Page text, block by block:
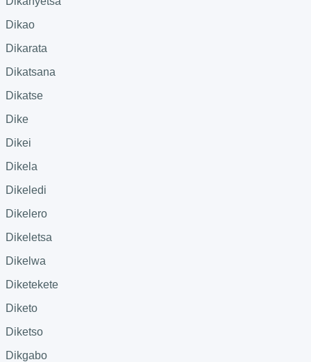
Dikao
Dikarata
Dikatsana
Dikatse
Dike
Dikei
Dikela
Dikeledi
Dikelero
Dikeletsa
Dikelwa
Diketekete
Diketo
Diketso
Dikgabo